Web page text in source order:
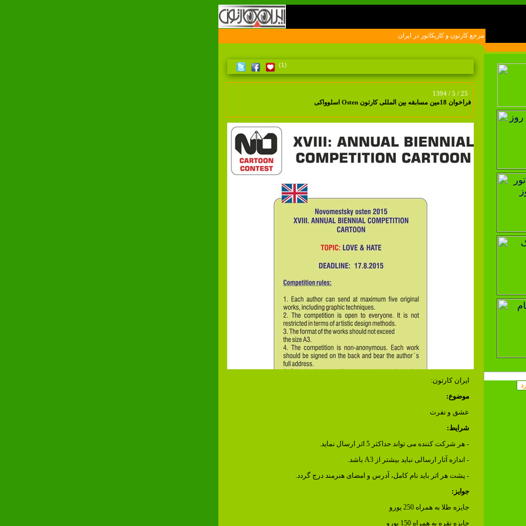
سايت مرجع کارتون و کاريکاتور در ايران
(1)
1394 / 5 / 25
فراخوان 18مین مسابقه بین المللی کارتون Osten اسلوواکی
ایران کارتون:
موضوع:
عشق و نفرت
شرایط:
- هر شرکت کننده می تواند حداکثر 5 اثر ارسال نماید.
- اندازه آثار ارسالی نباید بیشتر از A3 باشد.
- پشت هر اثر باید نام کامل، آدرس و امضای هنرمند درج گردد.
جوایز:
جایزه طلا به همراه 250 یورو
جایزه نقره به همراه 150 یورو